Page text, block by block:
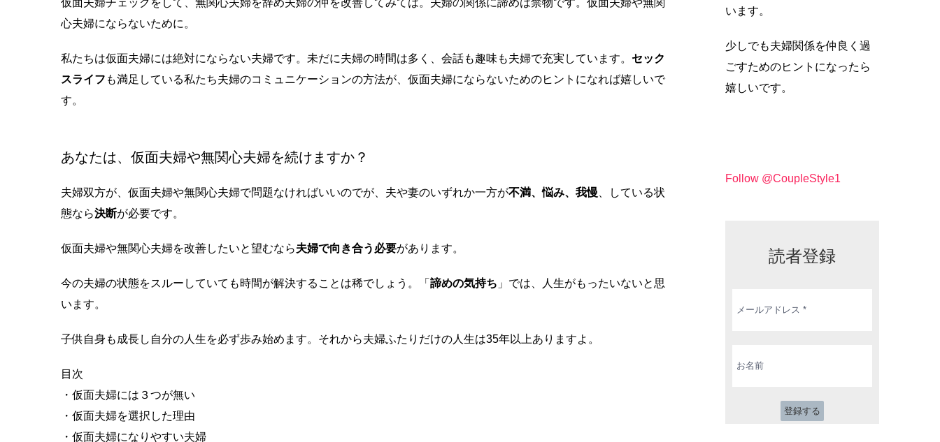
仮面夫婦チェックをして、無関心夫婦を辞め夫婦の仲を改善してみては。夫婦の関係に諦めは禁物です。仮面夫婦や無関
心夫婦にならないために。
私たちは仮面夫婦には絶対にならない夫婦です。未だに夫婦の時間は多く、会話も趣味も夫婦で充実しています。 セック
スライフ も満足している私たち夫婦のコミュニケーションの方法が、仮面夫婦にならないためのヒントになれば嬉しいで
す。
あなたは、仮面夫婦や無関心夫婦を続けますか？
夫婦双方が、仮面夫婦や無関心夫婦で問題なければいいのでが、夫や妻のいずれか一方が不満、悩み、我慢 、している状
態なら決断が必要です。
仮面夫婦や無関心夫婦を改善したいと望むなら夫婦で向き合う必要があります。
今の夫婦の状態をスルーしていても時間が解決することは稀でしょう。「 諦めの気持ち 」では、人生がもったいないと思
います。
子供自身も成長し自分の人生を必ず歩み始めます。それから夫婦ふたりだけの人生は35年以上ありますよ。
目次
・仮面夫婦には３つが無い
・仮面夫婦を選択した理由
・仮面夫婦になりやすい夫婦
います。
少しでも夫婦関係を仲良く過
ごすためのヒントになったら
嬉しいです。
Follow @CoupleStyle1
読者登録
ー